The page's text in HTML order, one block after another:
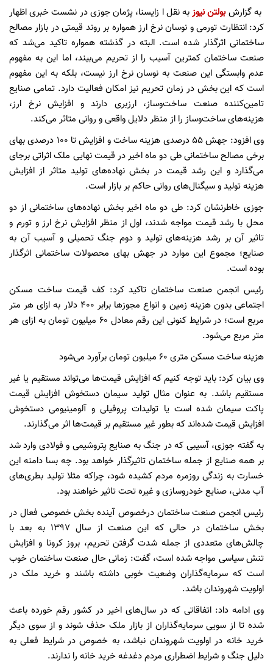
به گزارشبولتن نیوزبه نقل ا زایسنا، پژمان جوزی در نشست خبری اظهار
کرد: انتظارت تورمی و نوسان نرخ ارز همواره بر روند قیمتی در بازار مصالح
ساختمانی اثرگذار شده است. البته در گذشته همواره تاکید می‌شد که
صنعت ساختمان کمترین آسیب را از تحریم می‌بیند، اما این به مفهوم
عدم وابستگی این صنعت به نوسان نرخ ارز نیست، بلکه به این مفهوم
است که این بخش در زمان تحریم نیز امکان فعالیت دارد. تمامی صنایع
تامین‌کننده صنعت ساخت‌وساز، ارزبری دارند و افزایش نرخ ارز،
هزینه‌های ساخت‌وساز را از منظر دلایل واقعی و روانی متاثر می‌کند.
وی افزود: جهش ۵۵ درصدی هزینه ساخت و افزایش تا ۱۰۰ درصدی بهای
برخی مصالح ساختمانی طی دو ماه اخیر در قیمت نهایی ملک اثراتی برجای
می‌گذارد و این رشد قیمت در بخش نهاده‌های تولید متاثر از افزایش
هزینه تولید و سیگنال‌های روانی حاکم بر بازار است.
جوزی خاطرنشان کرد: طی دو ماه اخیر بخش نهاده‌های ساختمانی از دو
محل با رشد قیمت مواجه شدند، اول از منظر افزایش نرخ ارز و تورم و
تاثیر آن بر رشد هزینه‌های تولید و دوم جنگ تحمیلی و آسیب آن به
صنایع؛ مجموع این موارد در جهش بهای محصولات ساختمانی اثرگذار
بوده است.
رئیس انجمن صنعت ساختمان تاکید کرد: کف قیمت ساخت مسکن
اجتماعی بدون هزینه زمین و انواع مجوزها برابر ۴۰۰ دلار به ازای هر متر
مربع است؛ در شرایط کنونی این رقم معادل ۶۰ میلیون تومان به ازای هر
متر مربع می‌شود.
هزینه ساخت مسکن متری ۶۰ میلیون تومان برآورد می‌شود
وی بیان کرد: باید توجه کنیم که افزایش قیمت‌ها می‌تواند مستقیم یا غیر
مستقیم باشد. به عنوان مثال تولید سیمان دستخوش افزایش قیمت
پاکت سیمان شده است یا تولیدات پروفیلی و آلومینیومی دستخوش
افزایش قیمت شده‌اند که بطور غیر مستقیم بر قیمت‌ها اثر می‌گذارند.
به گفته جوزی، آسیبی که در جنگ به صنایع پتروشیمی و فولادی وارد شد
بر همه صنایع از جمله ساختمان تاثیرگذار خواهد بود. چه بسا دامنه این
خسارت به زندگی روزمره مردم کشیده شود، چراکه مثلا تولید بطری‌های
آب مدنی، صنایع خودروسازی و غیره تحت تاثیر خواهند بود.
رئیس انجمن صنعت ساختمان درخصوص آینده بخش خصوصی فعال در
بخش ساختمان در حالی که این صنعت از سال ۱۳۹۷ به بعد با
چالش‌های متعددی از جمله شدت گرفتن تحریم، بروز کرونا و افزایش
تنش سیاسی مواجه شده است، گفت: زمانی حال صنعت ساختمان خوب
است که سرمایه‌گذاران وضعیت خوبی داشته باشند و خرید ملک در
اولویت شهروندان باشد.
وی ادامه داد: اتفاقاتی که در سال‌های اخیر در کشور رقم خورده باعث
شده تا از سویی سرمایه‌گذاران از بازار ملک حذف شوند و از سوی دیگر
خرید خانه در اولویت شهروندان نباشد، به خصوص در شرایط فعلی به
دلیل جنگ و شرایط اضطراری مردم دغدغه خرید خانه را ندارند.